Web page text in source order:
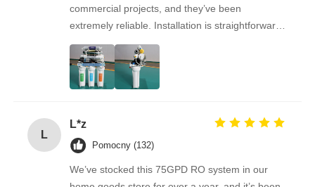
commercial projects, and they’ve been
extremely reliable. Installation is straightforward,
the filters are easy to replace, and the water
quality feedback from clients has been
overwhelmingly positive. The supplier is great to
work with — orders arrive on time, packaging is
consistent. As a repeat buyer, we couldn’t be
happier with both the product and the service.
L
L*z
Pomocny (132)
We’ve stocked this 75GPD RO system in our